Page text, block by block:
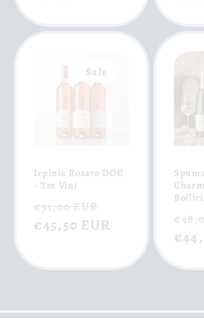
Sale
Irpinia Rosato DOC
- Tre Vini
Normaler
Preis
€51,00 EUR
Verkaufspreis
€45,50 EUR